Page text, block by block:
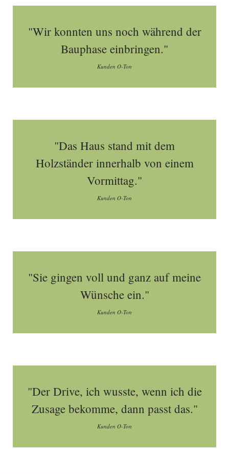
"Wir konnten uns noch während der
Bauphase einbringen."
Kunden O-Ton
"Das Haus stand mit dem
Holzständer innerhalb von einem
Vormittag."
Kunden O-Ton
"Sie gingen voll und ganz auf meine
Wünsche ein."
Kunden O-Ton
"Der Drive, ich wusste, wenn ich die
Zusage bekomme, dann passt das."
Kunden O-Ton